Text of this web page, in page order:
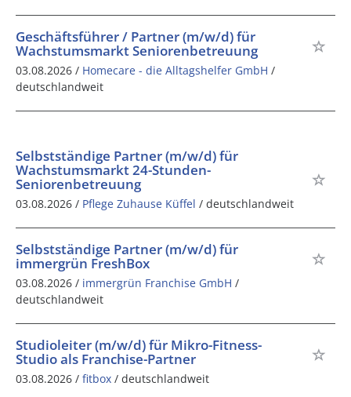
Geschäftsführer / Partner (m/w/d) für
Wachstumsmarkt Seniorenbetreuung
03.08.2026 / Homecare - die Alltagshelfer GmbH /
deutschlandweit
Selbstständige Partner (m/w/d) für
Wachstumsmarkt 24-Stunden-
Seniorenbetreuung
03.08.2026 / Pflege Zuhause Küffel / deutschlandweit
Selbstständige Partner (m/w/d) für
immergrün FreshBox
03.08.2026 / immergrün Franchise GmbH /
deutschlandweit
Studioleiter (m/w/d) für Mikro-Fitness-
Studio als Franchise-Partner
03.08.2026 / fitbox / deutschlandweit